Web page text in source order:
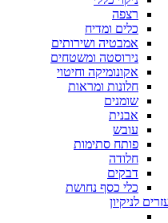
רצפה
כלים ומדיח
אמבטיה ושירותים
נירוסטה ומשטחים
אקונומיקה וחיטוי
חלונות ומראות
שומנים
אבנית
עובש
פותח סתימות
חלודה
דבקים
כלי כסף נחושת
לניקיון